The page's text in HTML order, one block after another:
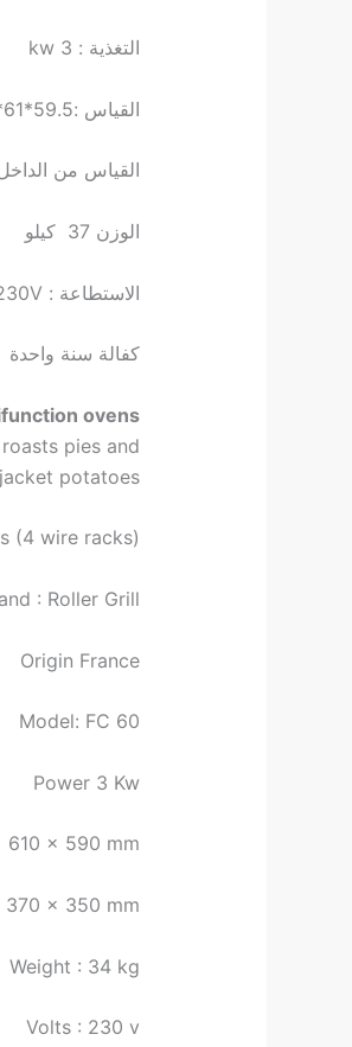
التغذية : 3 kw
القياس :59.5*61*59 سم
القياس من الداخل :
الوزن 37 كيلو
الاستطاعة : 230V
كفالة سنة واحدة
ovens
pies and
potatoes.
(4 wire racks).
: Roller Grill
Origin France
Model: FC 60
Power 3 Kw
610 x 590 mm
370 x 350 mm
Weight : 34 kg
Volts : 230 v